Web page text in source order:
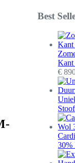
Best
€
30%